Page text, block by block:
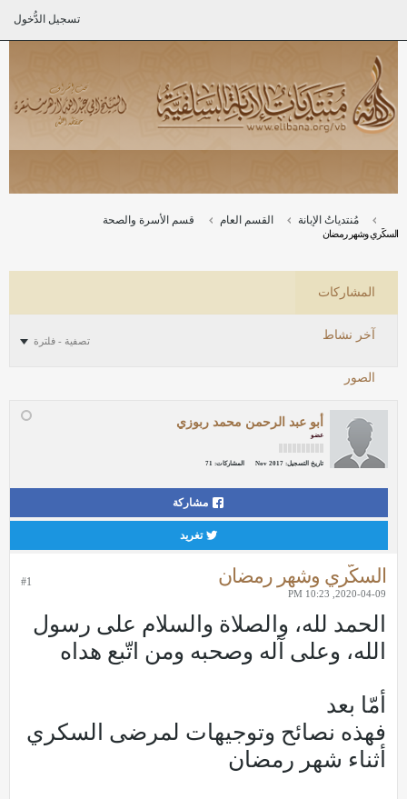
تسجيل الدُّخول
مُنتدياتُ الإبانة القسم العام قسم الأسرة والصحة
السكّري وشهر رمضان
المشاركات
آخر نشاط
الصور
تصفية - فلترة
أبو عبد الرحمن محمد ربوزي
عضو
تاريخ التسجيل: Nov 2017 المشاركات: 71
مشاركة
تغريد
#1 السكّري وشهر رمضان
2020-04-09, 10:23 PM
الحمد لله، والصلاة والسلام على رسول
الله، وعلى آله وصحبه ومن اتّبع هداه
أمّا بعد
فهذه نصائح وتوجيهات لمرضى السكري
أثناء شهر رمضان